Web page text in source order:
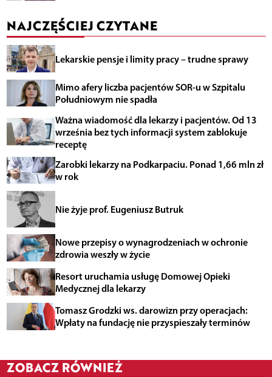
NAJCZĘŚCIEJ CZYTANE
Lekarskie pensje i limity pracy – trudne sprawy
Mimo afery liczba pacjentów SOR-u w Szpitalu
Południowym nie spadła
Ważna wiadomość dla lekarzy i pacjentów. Od 13
września bez tych informacji system zablokuje
receptę
Zarobki lekarzy na Podkarpaciu. Ponad 1,66 mln zł
w rok
Nie żyje prof. Eugeniusz Butruk
Nowe przepisy o wynagrodzeniach w ochronie
zdrowia weszły w życie
Resort uruchamia usługę Domowej Opieki
Medycznej dla lekarzy
Tomasz Grodzki ws. darowizn przy operacjach:
Wpłaty na fundację nie przyspieszały terminów
ZOBACZ RÓWNIEŻ